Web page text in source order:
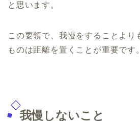
と思います。
この要領で、我慢をすることより
ものは距離を置くことが重要です。
我慢しないこと